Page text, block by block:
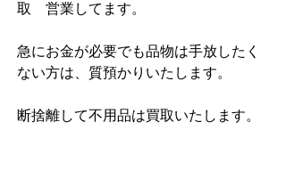
取　営業してます。
急にお金が必要でも品物は手放したく
ない方は、質預かりいたします。
断捨離して不用品は買取いたします。